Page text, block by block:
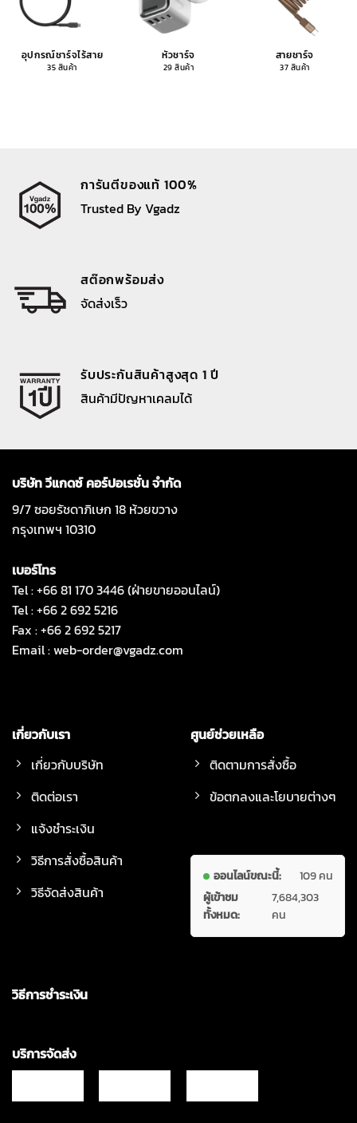
อุปกรณ์ชาร์จไร้สาย
35 สินค้า
หัวชาร์จ
29 สินค้า
สายชาร์จ
37 สินค้า
การันตีของแท้ 100%
Trusted By Vgadz
สต๊อกพร้อมส่ง
จัดส่งเร็ว
รับประกันสินค้าสูงสุด 1 ปี
สินค้ามีปัญหาเคลมได้
บริษัท วีแกดซ์ คอร์ปอเรชั่น จำกัด
9/7 ซอยรัชดาภิเษก 18 ห้วยขวาง
กรุงเทพฯ 10310
เบอร์โทร
Tel : +66 81 170 3446 (ฝ่ายขายออนไลน์)
Tel : +66 2 692 5216
Fax : +66 2 692 5217
Email :web-order@vgadz.com
เกี่ยวกับเรา
เกี่ยวกับบริษัท
ติดต่อเรา
แจ้งชำระเงิน
วิธีการสั่งซื้อสินค้า
วิธีจัดส่งสินค้า
ศูนย์ช่วยเหลือ
ติดตามการสั่งซื้อ
ข้อตกลงและโยบายต่างๆ
ออนไลน์ขณะนี้:
109 คน
ผู้เข้าชม
ทั้งหมด:
7,684,303
คน
วิธีการชำระเงิน
บริการจัดส่ง